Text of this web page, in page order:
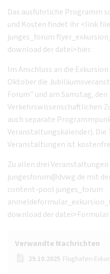
Das ausführliche Programm
und Kosten findet ihr <link
junges_forum
download der datei>hier.
Im Anschluss an die
Oktober die
Forum" und am Samstag,
Verkehrswissenschaftlichen
auch separate
Veranstaltungskalender). Die
Veranstaltungen ist
Zu allen drei
jungesforum@dvwg.de mit
content-pool junges_forum
download der
Verwandte Nachrichten
29.10.2025 Flughafen-